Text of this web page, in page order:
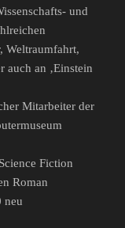
und
Weltraumfahrt,
auch an ‚Einstein
Mitarbeiter der
Fiction
Roman
neu